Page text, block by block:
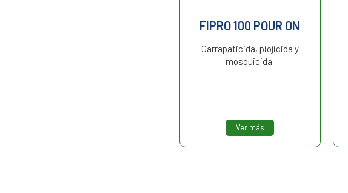
FIPRO 100 POUR ON
Garrapaticida, piojicida y
mosquicida.
Ver más